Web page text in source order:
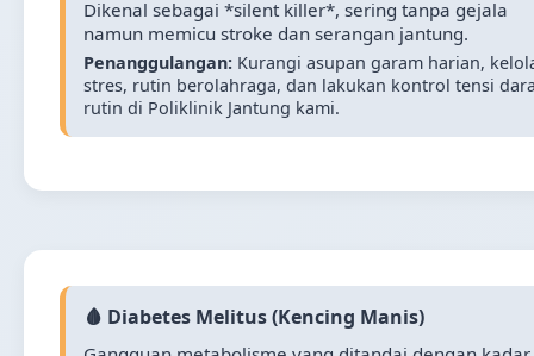
Dikenal sebagai *silent killer*, sering tanpa gejala
namun memicu stroke dan serangan jantung.
Penanggulangan: Kurangi asupan garam harian,
stres, rutin berolahraga, dan lakukan kontrol tensi
rutin di Poliklinik Jantung kami.
🩸 Diabetes Melitus (Kencing Manis)